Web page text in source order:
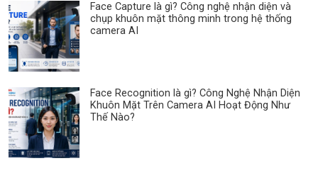
Face Capture là gì? Công nghệ nhận diện và
chụp khuôn mặt thông minh trong hệ thống
camera AI
Face Recognition là gì? Công Nghệ Nhận Diện
Khuôn Mặt Trên Camera AI Hoạt Động Như
Thế Nào?